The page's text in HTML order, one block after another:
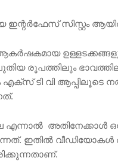
സിസ്റ്റം
ഉള്ളടക്കങ്ങളും
രൂപത്തിലും
എക്‌സ്‌ ടി വി
അതിനേക്കാൾ
ഇതിൽ